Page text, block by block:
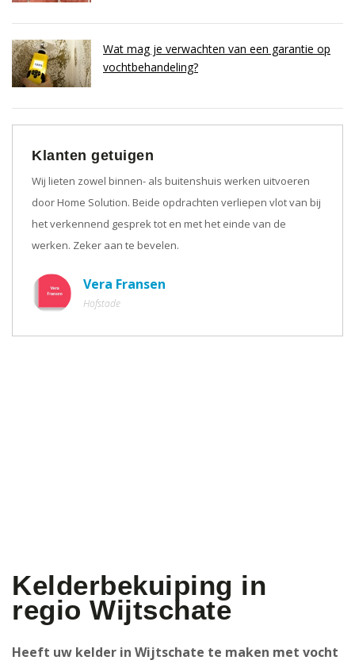
Wat mag je verwachten van een garantie op
vochtbehandeling?
Klanten getuigen
Wij lieten zowel binnen- als buitenshuis werken uitvoeren
door Home Solution. Beide opdrachten verliepen vlot van bij
het verkennend gesprek tot en met het einde van de
werken. Zeker aan te bevelen.
Vera Fransen
Hofstade
Kelderbekuiping in
regio Wijtschate
Heeft uw kelder in Wijtschate te maken met vocht